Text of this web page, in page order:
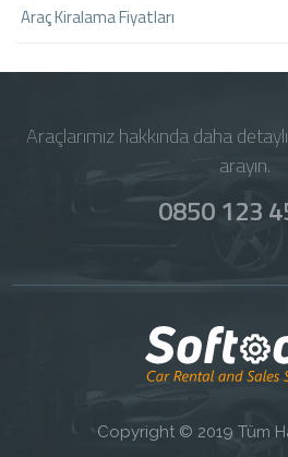
Araç Kiralama Fiyatları
Araçlarımız hakkında daha
arayın.
0850 123
Copyright © 2019 Tüm